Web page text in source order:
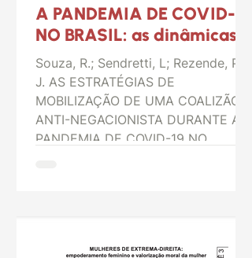
A PANDEMIA DE COVID-19
NO BRASIL: as dinâmicas
de resiliência extra-
institucional ao
bolsonarismo
Souza, R.; Sendretti, L; Rezende, P.
J. AS ESTRATÉGIAS DE
MOBILIZAÇÃO DE UMA COALIZÃO
ANTI-NEGACIONISTA DURANTE A
PANDEMIA DE COVID-19 NO...